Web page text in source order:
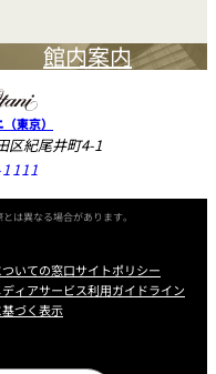
館内案内
東京）
区紀尾井町4-1
は異なる場合があります。
いての窓口サイトポリシー
ィアサービス利用ガイドライン
づく表示